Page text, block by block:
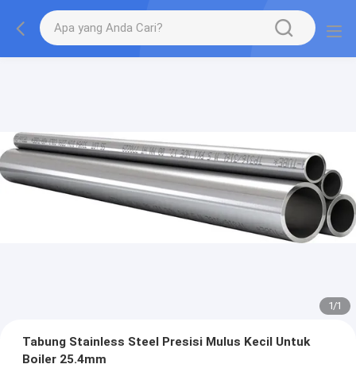
1/1
Tabung Stainless Steel Presisi Mulus Kecil Untuk
Boiler 25.4mm